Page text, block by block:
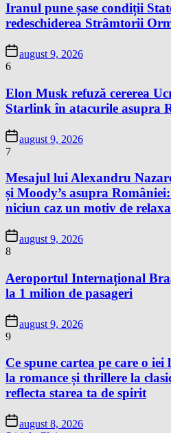
Iranul pune șase condiții
redeschiderea Strâmtorii
august 9, 2026
6
Elon Musk refuză cererea
Starlink în atacurile asupra
august 9, 2026
7
Mesajul lui Alexandru
și Moody’s asupra
niciun caz un motiv de
august 9, 2026
8
Aeroportul Internațional
la 1 milion de pasageri
august 9, 2026
9
Ce spune cartea pe care o
la romance și thrillere la
reflecta starea ta de spirit
august 8, 2026